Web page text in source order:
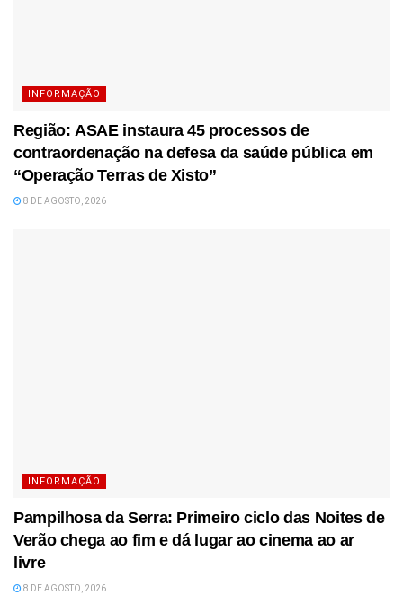
INFORMAÇÃO
Região: ASAE instaura 45 processos de
contraordenação na defesa da saúde pública em
“Operação Terras de Xisto”
8 DE AGOSTO, 2026
INFORMAÇÃO
Pampilhosa da Serra: Primeiro ciclo das Noites de
Verão chega ao fim e dá lugar ao cinema ao ar
livre
8 DE AGOSTO, 2026